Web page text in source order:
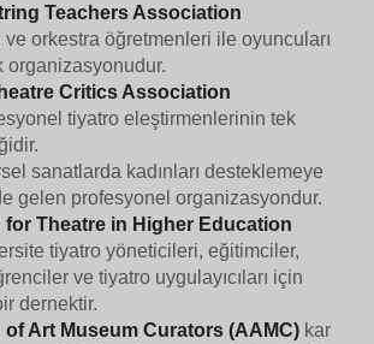
Teachers Association
ve orkestra öğretmenleri ile oyuncuları
organizasyonudur.
Critics Association
tiyatro eleştirmenlerinin tek
sanatlarda kadınları desteklemeye
gelen profesyonel organizasyondur.
Theatre in Higher Education
tiyatro yöneticileri, eğitimciler,
ve tiyatro uygulayıcıları için
dernektir.
Art Museum Curators (AAMC) kar